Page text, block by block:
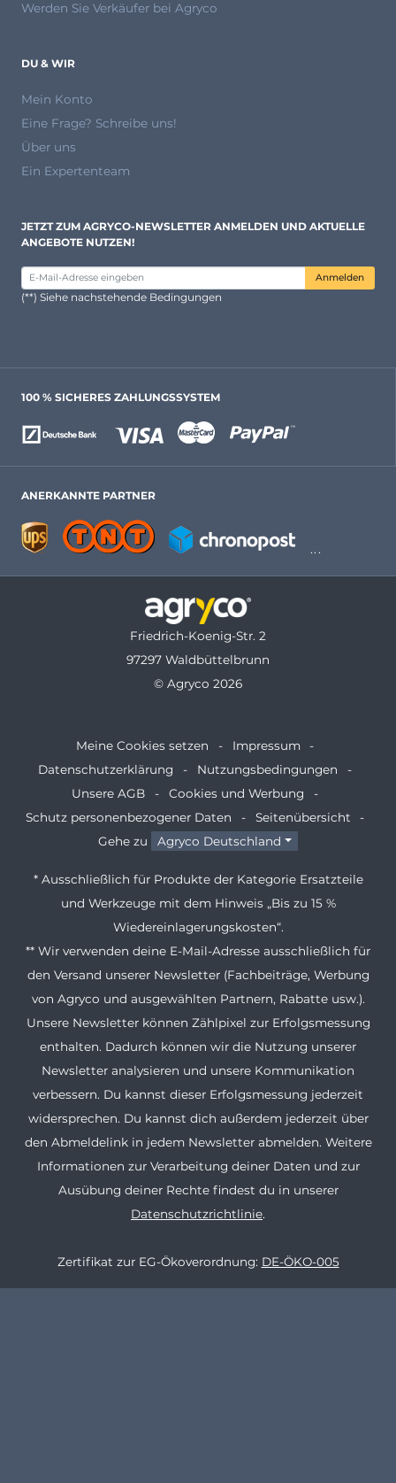
Werden Sie Verkäufer bei Agryco
DU & WIR
Mein Konto
Eine Frage? Schreibe uns!
Über uns
Ein Expertenteam
JETZT ZUM AGRYCO-NEWSLETTER ANMELDEN UND AKTUELLE
ANGEBOTE NUTZEN!
Anmelden
(**) Siehe nachstehende Bedingungen
100 % SICHERES ZAHLUNGSSYSTEM
ANERKANNTE PARTNER
Friedrich-Koenig-Str. 2
97297 Waldbüttelbrunn
© Agryco 2026
Meine Cookies setzen
Impressum
Datenschutzerklärung
Nutzungsbedingungen
Unsere AGB
Cookies und Werbung
Schutz personenbezogener Daten
Seitenübersicht
Gehe zu
Agryco Deutschland
* Ausschließlich für Produkte der Kategorie Ersatzteile
und Werkzeuge mit dem Hinweis „Bis zu 15 %
Wiedereinlagerungskosten“.
** Wir verwenden deine E-Mail-Adresse ausschließlich für
den Versand unserer Newsletter (Fachbeiträge, Werbung
von Agryco und ausgewählten Partnern, Rabatte usw.).
Unsere Newsletter können Zählpixel zur Erfolgsmessung
enthalten. Dadurch können wir die Nutzung unserer
Newsletter analysieren und unsere Kommunikation
verbessern. Du kannst dieser Erfolgsmessung jederzeit
widersprechen. Du kannst dich außerdem jederzeit über
den Abmeldelink in jedem Newsletter abmelden. Weitere
Informationen zur Verarbeitung deiner Daten und zur
Ausübung deiner Rechte findest du in unserer
Datenschutzrichtlinie.
Zertifikat zur EG-Ökoverordnung: DE-ÖKO-005